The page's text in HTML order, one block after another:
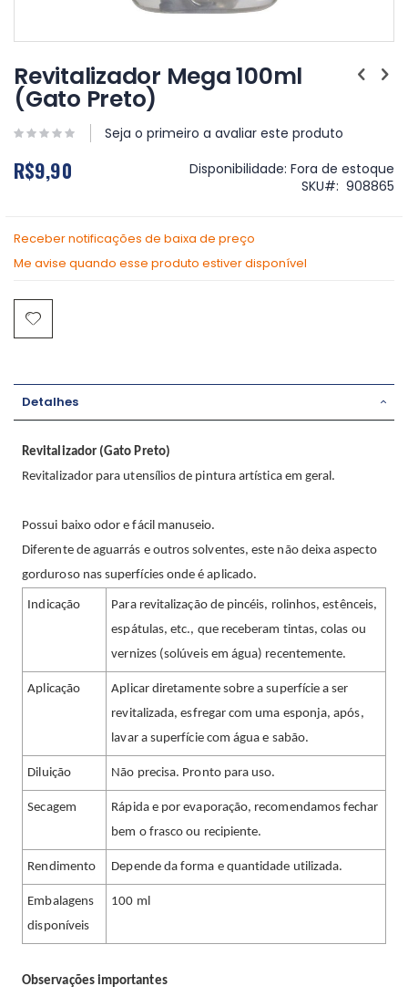
para
o
início
da
Galeria
imagens
Revitalizador Mega 100ml
(Gato Preto)
Seja o primeiro a avaliar este produto
R$9,90 Disponibilidade: Fora de estoque
SKU
908865
Receber notificações de baixa de preço
Me avise quando esse produto estiver disponível
Detalhes
Revitalizador (Gato Preto)
Revitalizador para utensílios de pintura artística em geral.
Possui baixo odor e fácil manuseio.
Diferente de aguarrás e outros solventes, este não deixa aspecto
gorduroso nas superfícies onde é aplicado.
Indicação
Para revitalização de pincéis, rolinhos, estênceis,
espátulas, etc., que receberam tintas, colas ou
vernizes (solúveis em água) recentemente.
Aplicação
Aplicar diretamente sobre a superfície a ser
revitalizada, esfregar com uma esponja, após,
lavar a superfície com água e sabão.
Diluição Não precisa. Pronto para uso.
Secagem
Rápida e por evaporação, recomendamos fechar
bem o frasco ou recipiente.
Rendimento Depende da forma e quantidade utilizada.
Embalagens
disponíveis
100 ml
Observações importantes